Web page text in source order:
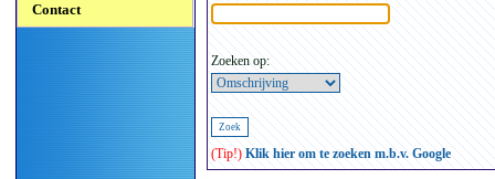
Contact
Zoeken op:
(Tip!) Klik hier om te zoeken m.b.v. Google